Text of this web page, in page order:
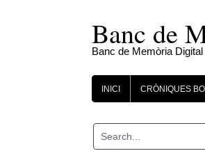
Banc de
Banc de Memòria
INICI CRÒNIQUES